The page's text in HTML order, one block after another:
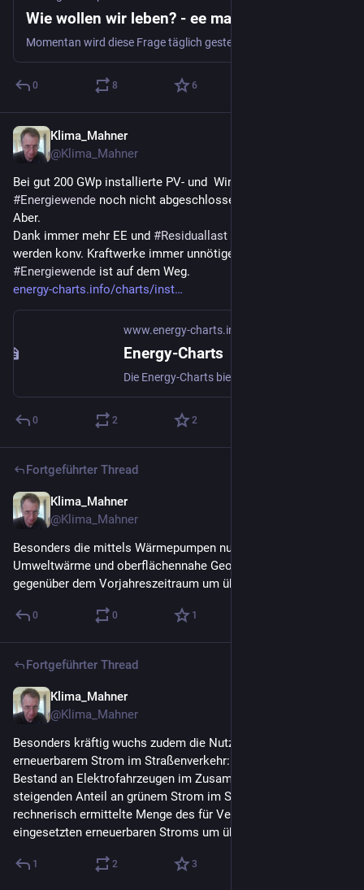
Wie wollen wir leben? - ee mag
0 8 6
Klima_Mahner
@Klima_Mahner
#Energiewende noch nicht abgeschlossen.
Aber.
Dank immer mehr EE und #Residuallast
#Energiewende ist auf dem Weg.
energy-charts.info/charts/inst
www.energy-charts.info
Energy-Charts
0 2 2
Fortgeführter Thread
Klima_Mahner
@Klima_Mahner
Besonders die mittels Wärmepumpen nutzbar gemachte
Umweltwärme und oberflächennahe Geothermie stieg
gegenüber dem Vorjahreszeitraum um über 19% an.
0 0 1
Fortgeführter Thread
Klima_Mahner
@Klima_Mahner
Besonders kräftig wuchs zudem die Nutzung von
erneuerbarem Strom im Straßenverkehr: Der wachsende
Bestand an Elektrofahrzeugen im Zusammenspiel mit dem
steigenden Anteil an grünem Strom im Strommix ließ die
rechnerisch ermittelte Menge des für Verkehrszwecke
eingesetzten erneuerbaren Stroms um über 20% ansteigen.
1 2 3